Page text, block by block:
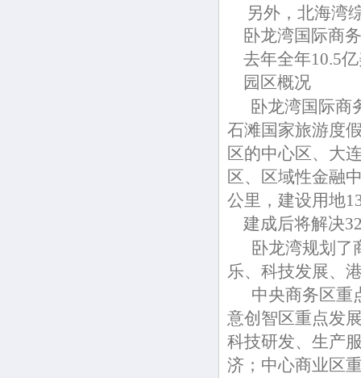
另外，北海湾
卧龙湾国际商
去年全年10.5
园区概况
卧龙湾国际商
石滩国家旅游度
区的中心区、大
区、区域性金融
公里，建设用地
建成后将解决
卧龙湾规划了
乐、科技发展、
中央商务区重
意创智区重点发
科技研发、生产
济；中心商业区